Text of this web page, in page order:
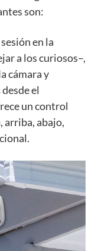
son:
en la
a los curiosos–,
cámara y
el
un control
arriba, abajo,